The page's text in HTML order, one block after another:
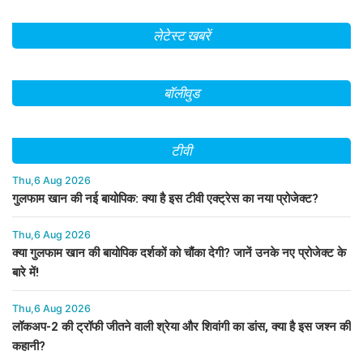
लेटेस्ट खबरें
बॉलीवुड
टीवी
Thu,6 Aug 2026
गुलफाम खान की नई बायोपिक: क्या है इस टीवी एक्ट्रेस का नया प्रोजेक्ट?
Thu,6 Aug 2026
क्या गुलफाम खान की बायोपिक दर्शकों को चौंका देगी? जानें उनके नए प्रोजेक्ट के
बारे में!
Thu,6 Aug 2026
लॉकअप-2 की ट्रॉफी जीतने वाली श्रेया और शिवांगी का डांस, क्या है इस जश्न की
कहानी?